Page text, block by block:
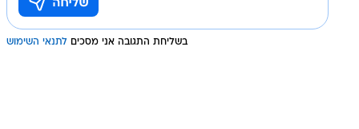
בשליחת התגובה אני מסכים לתנאי השימוש